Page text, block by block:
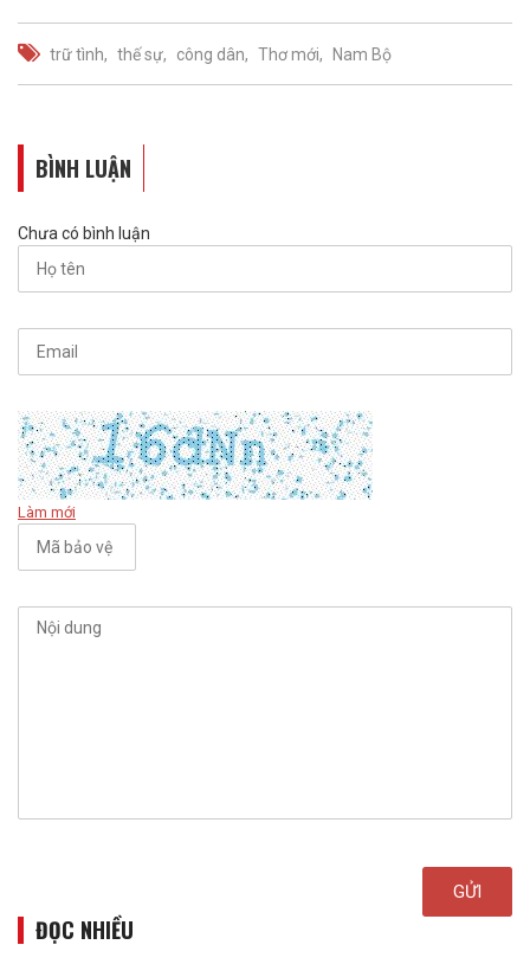
trữ tình thế sự công dân Thơ mới Nam Bộ
BÌNH LUẬN
Chưa có bình luận
Làm mới
ĐỌC NHIỀU